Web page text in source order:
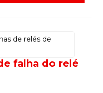
falha do relé